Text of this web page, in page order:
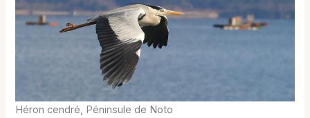
Héron cendré, Péninsule de Noto